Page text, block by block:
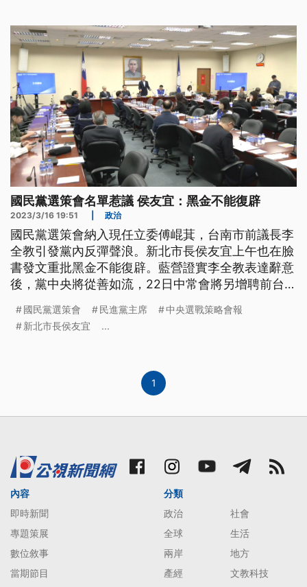
國民黨選策會名單惹議 侯友宜：黑金不能復辟
2023/3/16 19:51 政治
國民黨選策會納入現任立委傅崐萁，台南市前議長李
全教引發黨內反彈聲浪。新北市長侯友宜上午也在臉
書發文重批黑金不能復辟。藍營證實李全教表達辭意
後，黨中央將從善如流，22日中常會將另增聘前台南
國民黨選策會 民進黨主席
中央選戰策略會報
新北市長侯友宜
...
1
內容
即時新聞
專題策展
數位敘事
當期節目
分類
政治
社會
全球
生活
兩岸
地方
產經
文教科技